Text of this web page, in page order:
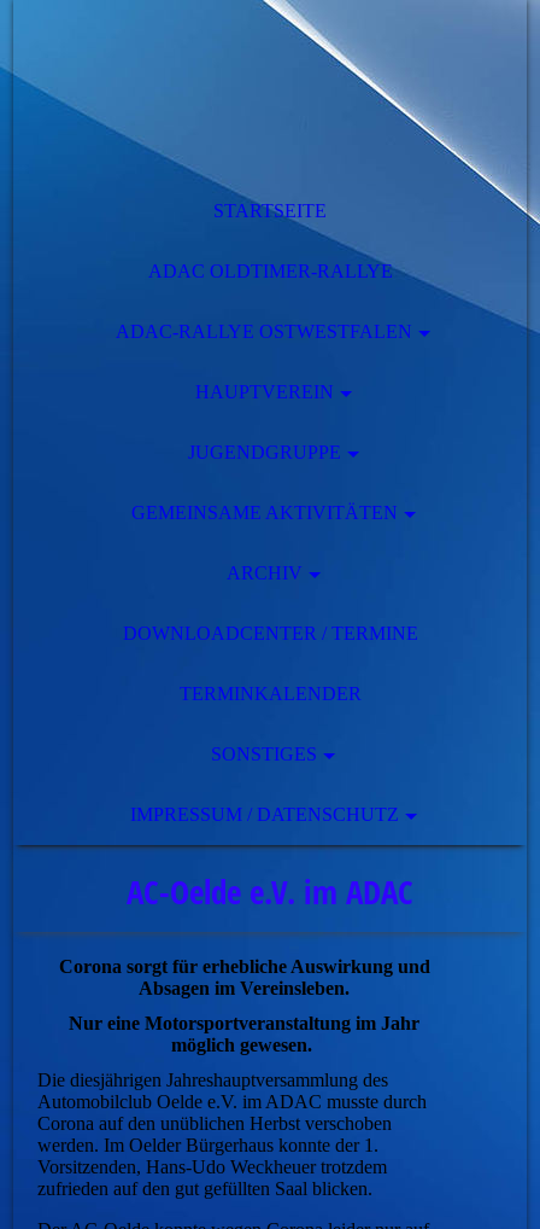
STARTSEITE
ADAC OLDTIMER-RALLYE
ADAC-RALLYE OSTWESTFALEN
HAUPTVEREIN
JUGENDGRUPPE
GEMEINSAME AKTIVITÄTEN
ARCHIV
DOWNLOADCENTER / TERMINE
TERMINKALENDER
SONSTIGES
IMPRESSUM / DATENSCHUTZ
AC-Oelde e.V. im ADAC
Corona sorgt für erhebliche Auswirkung und
Absagen im Vereinsleben.
Nur eine Motorsportveranstaltung im Jahr
möglich gewesen.
Die diesjährigen Jahreshauptversammlung des
Automobilclub Oelde e.V. im ADAC musste durch
Corona auf den unüblichen Herbst verschoben
werden. Im Oelder Bürgerhaus konnte der 1.
Vorsitzenden, Hans-Udo Weckheuer trotzdem
zufrieden auf den gut gefüllten Saal blicken.